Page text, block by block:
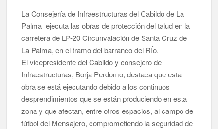
La Consejería de Infraestructuras del Cabildo de La
Palma ejecuta las obras de protección del talud en la
carretera de LP-20 Circunvalación de Santa Cruz de
La Palma, en el tramo del barranco del RÍo.
El vicepresidente del Cabildo y consejero de
Infraestructuras, Borja Perdomo, destaca que esta
obra se está ejecutando debido a los continuos
desprendimientos que se están produciendo en esta
zona y que afectan, entre otros espacios, al campo de
fútbol del Mensajero, comprometiendo la seguridad de